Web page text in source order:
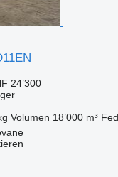
24’300
Volumen 18’000 m³